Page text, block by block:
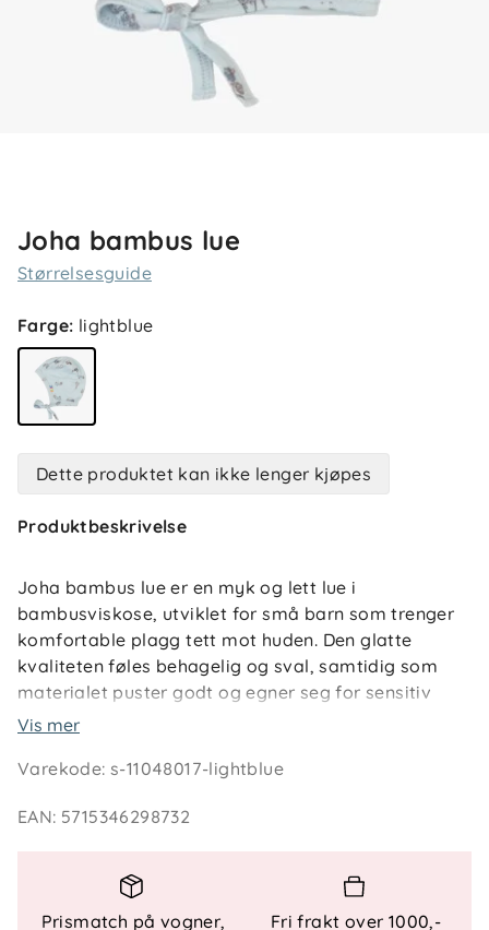
Joha bambus lue
Størrelsesguide
Farge: lightblue
Dette produktet kan ikke lenger kjøpes
Produktbeskrivelse
Joha bambus lue er en myk og lett lue i
bambusviskose, utviklet for små barn som trenger
komfortable plagg tett mot huden. Den glatte
kvaliteten føles behagelig og sval, samtidig som
materialet puster godt og egner seg for sensitiv
hud. Luen passer fint både inne og ute, enten den
kjøligere dager.
Knytingen gjør det enkelt å justere passformen slik
søte helprintede mønsteret gir et rolig og
barnevennlig uttrykk som er lett å kombinere med
Vis mer
Varekode:s-11048017-lightblue
EAN: 5715346298732
Prismatch på vogner,
Fri frakt over 1000,-